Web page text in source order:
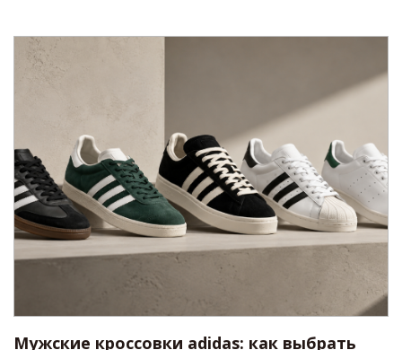
Мужские кроссовки adidas: как выбрать